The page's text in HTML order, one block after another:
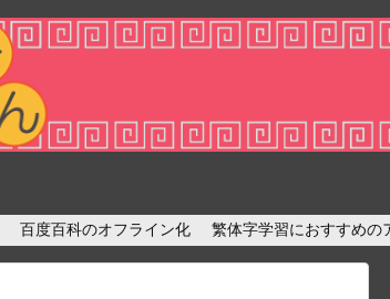
百度百科のオフライン化 繁体字学習におすすめの